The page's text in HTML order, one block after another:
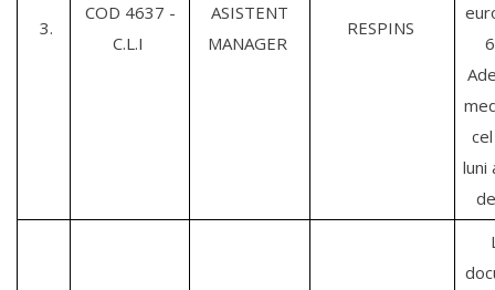
3.
COD 4637 -
C.L.I
ASISTENT
MANAGER
RESPINS
luni